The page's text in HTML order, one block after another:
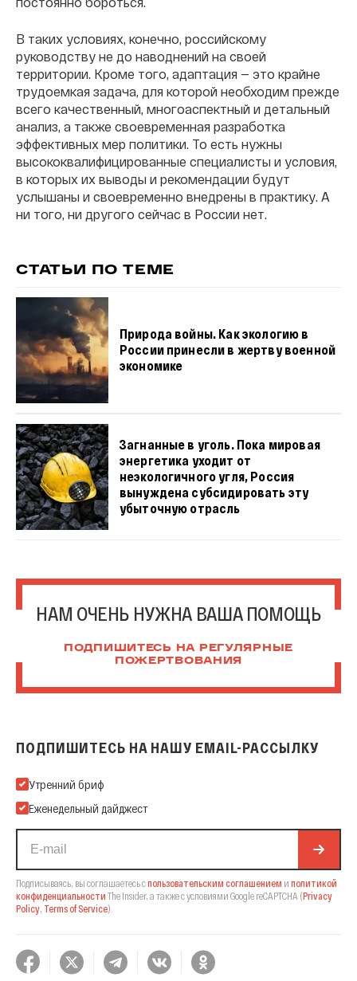
В таких условиях, конечно, российскому
руководству не до наводнений на своей
территории. Кроме того, адаптация — это крайне
трудоемкая задача, для которой необходим прежде
всего качественный, многоаспектный и детальный
анализ, а также своевременная разработка
эффективных мер политики. То есть нужны
высококвалифицированные специалисты и условия,
в которых их выводы и рекомендации будут
услышаны и своевременно внедрены в практику. А
ни того, ни другого сейчас в России нет.
СТАТЬИ ПО ТЕМЕ
Природа войны. Как экологию в
России принесли в жертву военной
экономике
Загнанные в уголь. Пока мировая
энергетика уходит от
неэкологичного угля, Россия
вынуждена субсидировать эту
убыточную отрасль
НАМ ОЧЕНЬ НУЖНА ВАША ПОМОЩЬ
ПОДПИШИТЕСЬ НА РЕГУЛЯРНЫЕ
ПОЖЕРТВОВАНИЯ
ПОДПИШИТЕСЬ НА НАШУ EMAIL-РАССЫЛКУ
Подпишитесь на нашу Email-рассылку
Утренний бриф
Еженедельный дайджест
Подписываясь, вы соглашаетесь спользовательским соглашением и политикой
конфиденциальности The Insider, а также с условиями Google reCAPTCHA (Privacy
Policy Terms of Service).